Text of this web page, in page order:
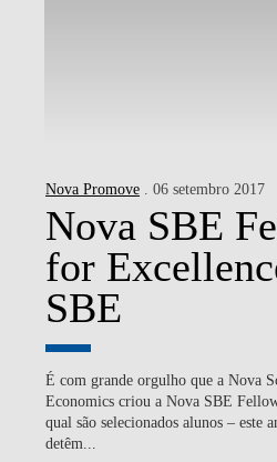
Nova Promove . 06 setembro 2017
Nova SBE
for
SBE
É com grande orgulho que a Nova
Economics criou a Nova SBE
qual são selecionados alunos – este
detêm...